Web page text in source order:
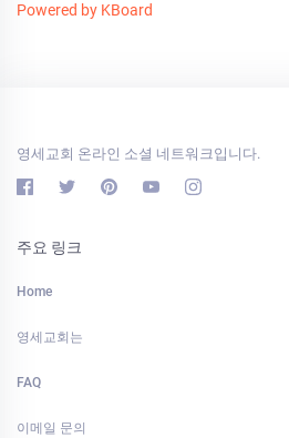
Powered by KBoard
영세교회 온라인 소셜 네트워크입니다.
주요 링크
Home
영세교회는
FAQ
이메일 문의